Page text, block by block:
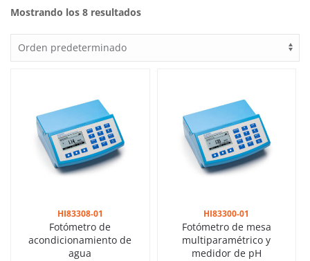
Mostrando los 8 resultados
HI83308-01
Fotómetro de
acondicionamiento de
agua
HI83300-01
Fotómetro de mesa
multiparamétrico y
medidor de pH